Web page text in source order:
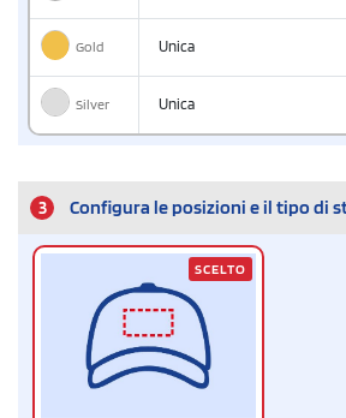
Gold Unica
Silver Unica
3 Configura le posizioni e il tipo di
SCELTO